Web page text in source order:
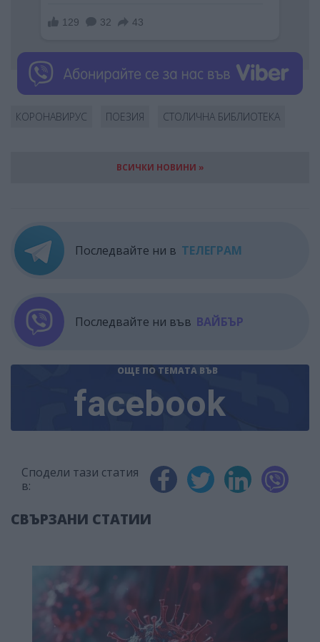
КОРОНАВИРУС ПОЕЗИЯ СТОЛИЧНА БИБЛИОТЕКА
ВСИЧКИ НОВИНИ »
Последвайте ни в ТЕЛЕГРАМ
Последвайте ни във ВАЙБЪР
ОЩЕ ПО ТЕМАТА ВЪВ
facebook
Сподели тази статия
в:
СВЪРЗАНИ СТАТИИ